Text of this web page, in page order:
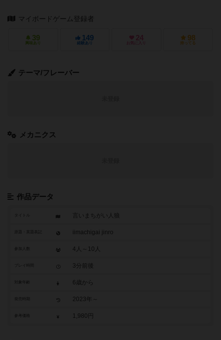
マイボードゲーム登録者
39
興味あり
149
経験あり
24
お気に入り
98
持ってる
テーマ/フレーバー
メカニクス
作品データ
タイトル 言いまちがい人狼
iimachigai jinro
参加人数 4人～10人
3分前後
6歳から
2023年～
参考価格 1,980円